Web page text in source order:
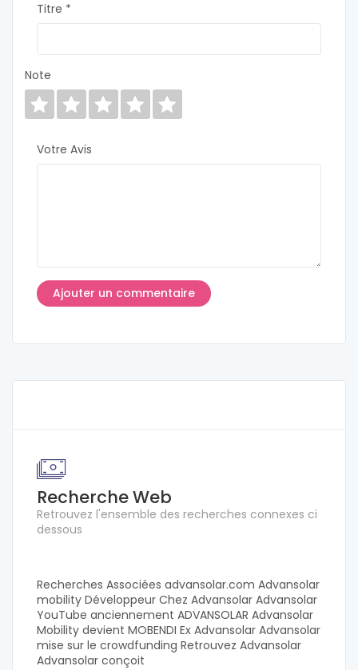
Titre *
Note
Votre Avis
Recherche Web
Retrouvez l'ensemble des recherches connexes ci
dessous
Recherches Associées advansolar.com Advansolar
mobility Développeur Chez Advansolar Advansolar
YouTube anciennement ADVANSOLAR Advansolar
Mobility devient MOBENDI Ex Advansolar Advansolar
mise sur le crowdfunding Retrouvez Advansolar
Advansolar conçoit